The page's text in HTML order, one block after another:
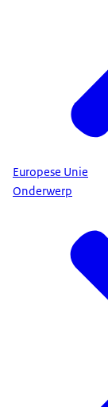
Europese Unie
Onderwerp